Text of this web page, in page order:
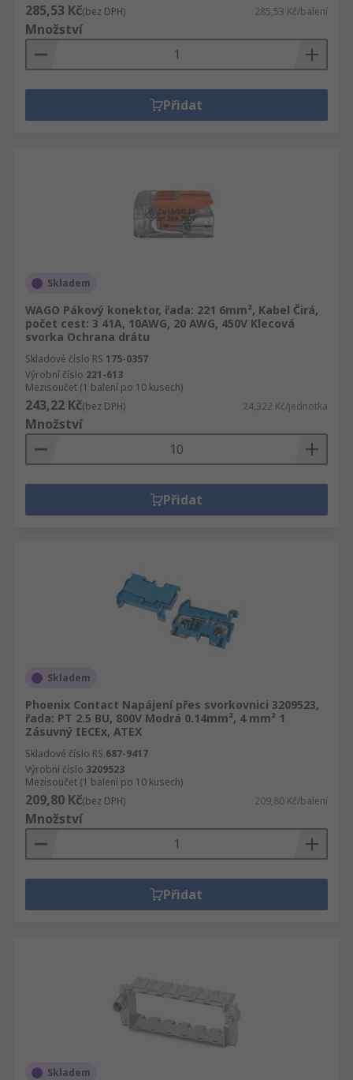
285,53 Kč(bez DPH) 285,53 Kč/balení
Množství
Přidat
Skladem
WAGO Pákový konektor, řada: 221 6mm², Kabel Čirá,
počet cest: 3 41A, 10AWG, 20 AWG, 450V Klecová
svorka Ochrana drátu
Skladové číslo RS 175-0357
Výrobní číslo 221-613
Mezisoučet (1 balení po 10 kusech)
243,22 Kč(bez DPH) 24,322 Kč/jednotka
Množství
Přidat
Skladem
Phoenix Contact Napájení přes svorkovnici 3209523,
řada: PT 2.5 BU, 800V Modrá 0.14mm², 4 mm² 1
Zásuvný IECEx, ATEX
Skladové číslo RS 687-9417
Výrobní číslo 3209523
Mezisoučet (1 balení po 10 kusech)
209,80 Kč(bez DPH) 209,80 Kč/balení
Množství
Přidat
Skladem